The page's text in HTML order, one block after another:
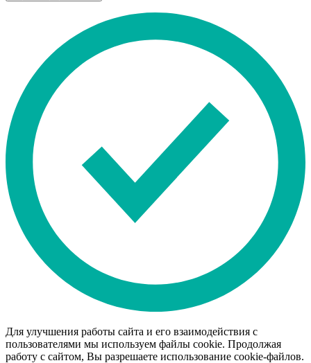
Для улучшения работы сайта и его взаимодействия с
пользователями мы используем файлы cookie. Продолжая
работу с сайтом, Вы разрешаете использование cookie-файлов.